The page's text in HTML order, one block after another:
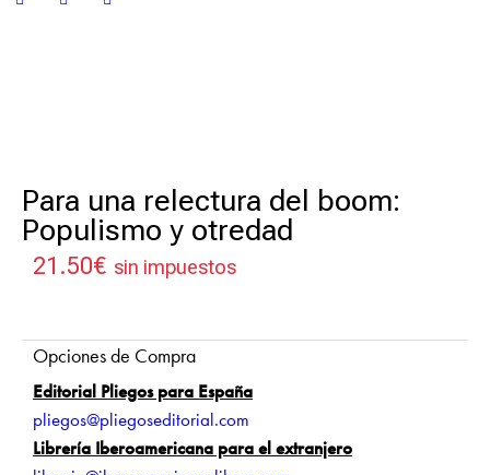
Para una relectura del boom:
Populismo y otredad
21.50€ sin impuestos
Opciones de Compra
Editorial Pliegos para España
pliegos@pliegoseditorial.com
Librería Iberoamericana para el extranjero